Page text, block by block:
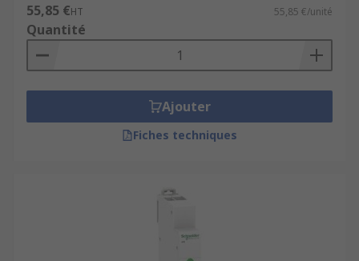
55,85 €HT 55,85 €/unité
Quantité
Ajouter
Fiches techniques